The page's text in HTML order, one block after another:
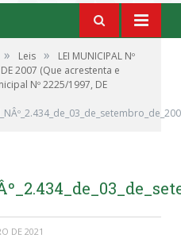
» Leis »
LEI MUNICIPAL Nº
DE 2007 (Que acrestenta e
Nº 2225/1997, DE
DE 2021